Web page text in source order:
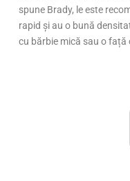
spune Brady, le este
rapid și au o bună
cu bărbie mică sau o față